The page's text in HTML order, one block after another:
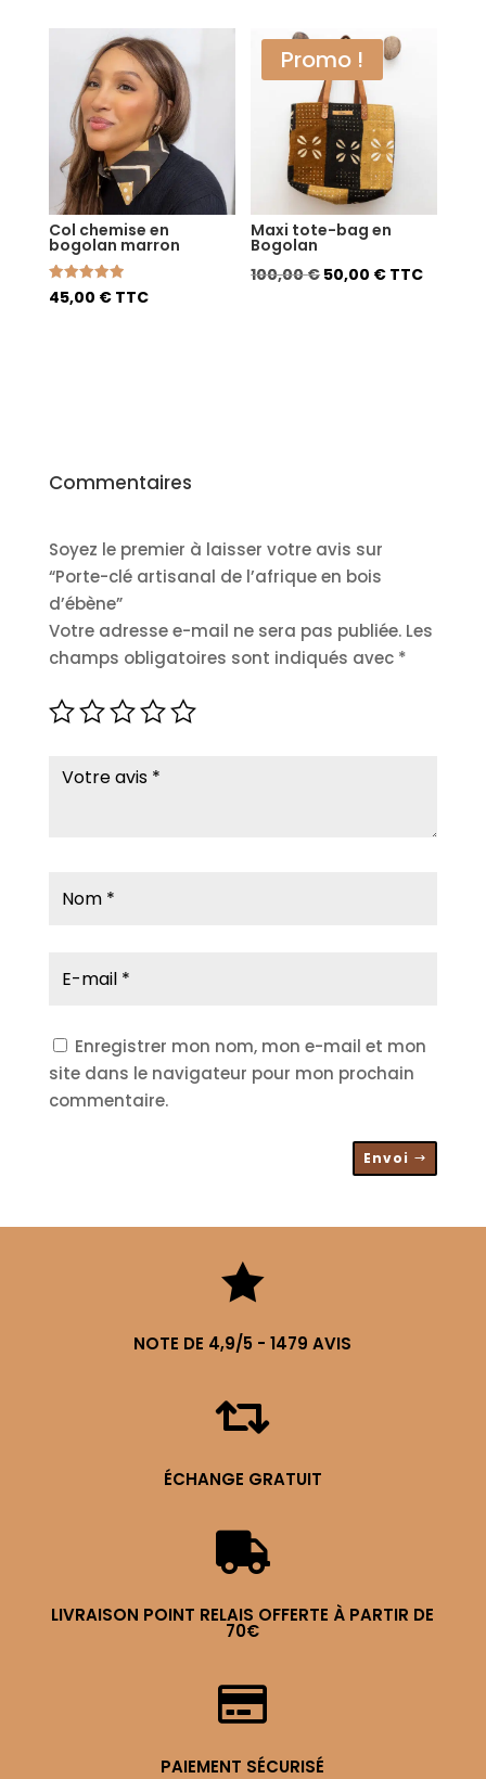
Col chemise en
bogolan marron
Note
5.00
45,00 € TTC
Promo !
Maxi tote-bag en
Bogolan
100,00€ Le
50,00 €Le
TTC
Commentaires
Soyez le premier à laisser votre avis sur
“Porte-clé artisanal de l’afrique en bois
d’ébène”
Votre adresse e-mail ne sera pas publiée. Les
champs obligatoires sont indiqués avec *
Enregistrer mon nom, mon e-mail et mon
site dans le navigateur pour mon prochain
commentaire.
Envoi

NOTE DE 4,9/5 - 1479 AVIS

ÉCHANGE GRATUIT

LIVRAISON POINT RELAIS OFFERTE À PARTIR DE
70€

PAIEMENT SÉCURISÉ